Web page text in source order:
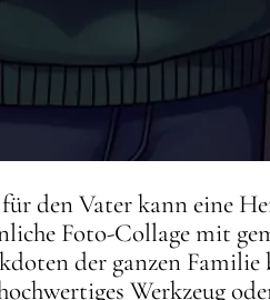
den Vater kann eine
Foto-Collage mit
der ganzen
Werkzeug